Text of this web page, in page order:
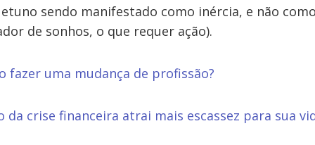
sendo manifestado como inércia, e não
de sonhos, o que requer ação).
fazer uma mudança de profissão?
da crise financeira atrai mais escassez para sua